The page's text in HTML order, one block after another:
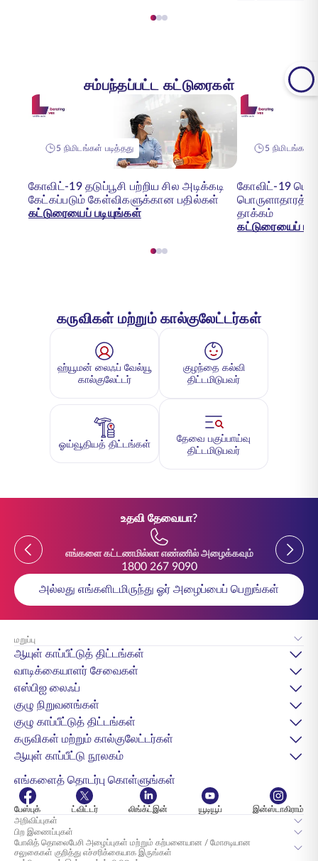
சம்பந்தப்பட்ட கட்டுரைகள்
5 நிமிடங்கள் படித்தது
கோவிட்-19 தடுப்பூசி பற்றிய சில அடிக்கடி
கேட்கப்படும் கேள்விகளுக்கான பதில்கள்
கட்டுரையைப் படியுங்கள்
5 நிமிடங்கள்
கோவிட்-19
தாக்கம்
கட்டுரையைப்
கருவிகள் மற்றும் கால்குலேட்டர்கள்
ஹ்யூமன் லைஃப் வேல்யூ
கால்குலேட்டர்
குழந்தை கல்வி
திட்டமிடுபவர்
ஓய்வூதியத் திட்டங்கள்
தேவை பகுப்பாய்வு
திட்டமிடுபவர்
உதவி தேவையா?
Previous
எங்களை கட்டணமில்லா எண்ணில் அழைக்கவும்
1800 267 9090
Previous
அல்லது எங்களிடமிருந்து ஓர் அழைப்பைப் பெறுங்கள்
மறுப்பு
ஆயுள் காப்பீட்டுத் திட்டங்கள்
வாடிக்கையாளர் சேவைகள்
எஸ்பிஐ லைஃப்
குழு நிறுவனங்கள்
குழு காப்பீட்டுத் திட்டங்கள்
கருவிகள் மற்றும் கால்குலேட்டர்கள்
ஆயுள் காப்பீட்டு நூலகம்
எங்களைத் தொடர்பு கொள்ளுங்கள்
பேஸ்புக் ட்விட்டர் லிங்க்ட்இன் யூடியூப்
இன்ஸ்டாகிராம்
அறிவிப்புகள்
பிற இணைப்புகள்
போலித் தொலைபேசி அழைப்புகள் மற்றும் கற்பனையான / மோசடியான
சலுகைகள் குறித்து எச்சரிக்கையாக இருங்கள்